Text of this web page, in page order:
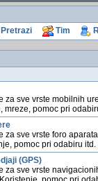
Pretrazi Tim
za sve vrste mobilnih
mreze, pomoc pri
za sve vrste foro
pomoc pri odabiru itd.
(GPS)
za sve vrste